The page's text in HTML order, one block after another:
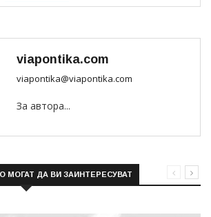
viapontika.com
viapontika@viapontika.com
За автора...
МОГАТ ДА ВИ ЗАИНТЕРЕСУВАТ